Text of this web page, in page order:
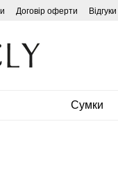
Договір оферти
Сумки